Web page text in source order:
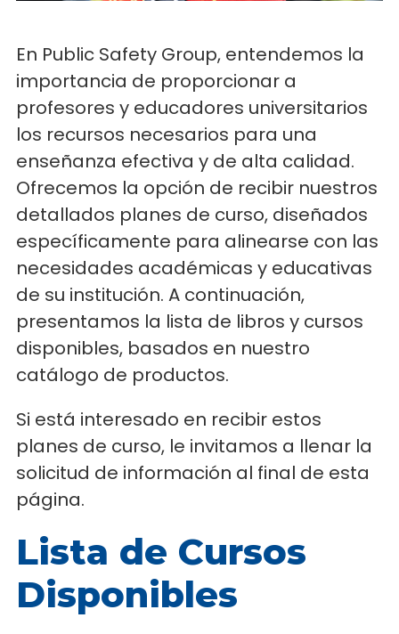
En Public Safety Group, entendemos la
importancia de proporcionar a
profesores y educadores universitarios
los recursos necesarios para una
enseñanza efectiva y de alta calidad.
Ofrecemos la opción de recibir nuestros
detallados planes de curso, diseñados
específicamente para alinearse con las
necesidades académicas y educativas
de su institución. A continuación,
presentamos la lista de libros y cursos
disponibles, basados en nuestro
catálogo de productos.
Si está interesado en recibir estos
planes de curso, le invitamos a llenar la
solicitud de información al final de esta
página.
Lista de Cursos
Disponibles